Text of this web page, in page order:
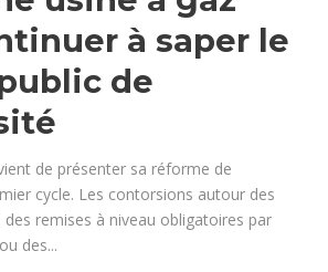
à saper le
de
de présenter sa réforme de
cycle. Les contorsions autour des
des remises à niveau obligatoires par
des...